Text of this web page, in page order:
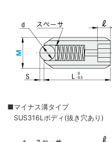
■マイナス溝タイプ
SUS316Lボディ(抜き穴あり)